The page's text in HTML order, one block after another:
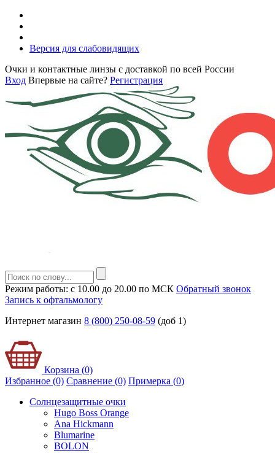
Версия для слабовидящих
Очки и контактные линзы с доставкой по всей России
Вход Впервые на сайте? Регистрация
Режим работы: с 10.00 до 20.00 по МСК Обратный звонок
Запись к офтальмологу
Интернет магазин 8 (800) 250-08-59 (доб 1)
Корзина (0)
Избранное (0) Сравнение (0) Примерка (0)
Солнцезащитные очки
Hugo Boss Orange
Ana Hickmann
Blumarine
BOLON